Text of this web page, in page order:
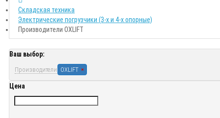
Складская техника
Электрические погрузчики (3-х и 4-х опорные)
Производители OXLIFT
Ваш выбор:
Производители OXLIFT
Цена